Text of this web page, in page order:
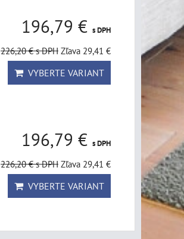
196,79 € s DPH
226,20 €s DPH Zľava 29,41 €
VYBERTE VARIANT
196,79 € s DPH
226,20 €s DPH Zľava 29,41 €
VYBERTE VARIANT